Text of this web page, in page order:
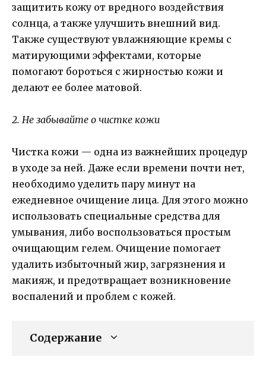
защитить кожу от вредного воздействия
солнца, а также улучшить внешний вид.
Также существуют увлажняющие кремы с
матирующими эффектами, которые
помогают бороться с жирностью кожи и
делают ее более матовой.
2. Не забывайте о чистке кожи
Чистка кожи — одна из важнейших процедур
в уходе за ней. Даже если времени почти нет,
необходимо уделить пару минут на
ежедневное очищение лица. Для этого можно
использовать специальные средства для
умывания, либо воспользоваться простым
очищающим гелем. Очищение помогает
удалить избыточный жир, загрязнения и
макияж, и предотвращает возникновение
воспалений и проблем с кожей.
Содержание